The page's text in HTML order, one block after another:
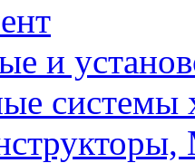
и
системы